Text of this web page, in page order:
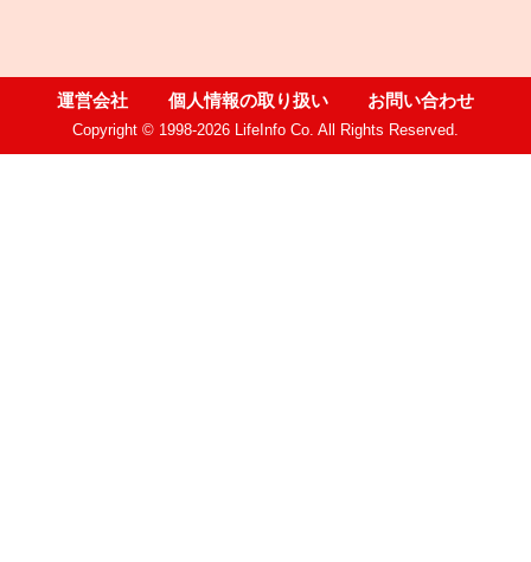
運営会社 個人情報の取り扱い お問い合わせ
Copyright © 1998-2026 LifeInfo Co. All Rights Reserved.